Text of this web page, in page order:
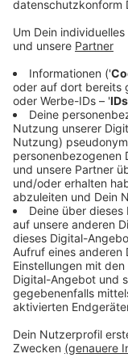
Anzeige
Grund ist neben
Unternehmen
Dieselpreis. Nach
Befragungen und
Fachausschuss
empfohlen.
Kreisausschuss
zustimmen. Die
Gesetz für die
Anzeige